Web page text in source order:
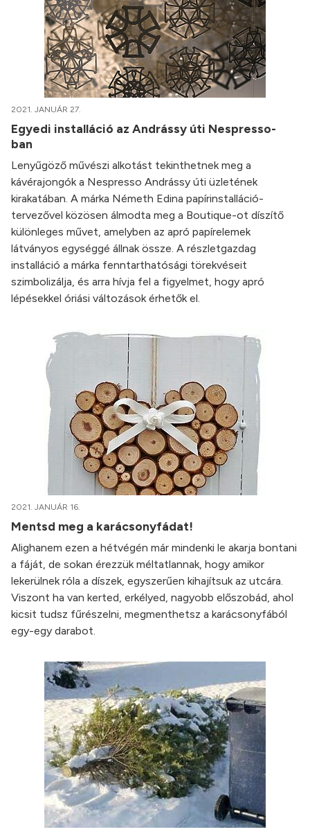
2021. JANUÁR 27.
Egyedi installáció az Andrássy úti Nespresso-
ban
Lenyűgöző művészi alkotást tekinthetnek meg a
kávérajongók a Nespresso Andrássy úti üzletének
kirakatában. A márka Németh Edina papírinstalláció-
tervezővel közösen álmodta meg a Boutique-ot díszítő
különleges művet, amelyben az apró papírelemek
látványos egységgé állnak össze. A részletgazdag
installáció a márka fenntarthatósági törekvéseit
szimbolizálja, és arra hívja fel a figyelmet, hogy apró
lépésekkel óriási változások érhetők el.
2021. JANUÁR 16.
Mentsd meg a karácsonyfádat!
Alighanem ezen a hétvégén már mindenki le akarja bontani
a fáját, de sokan érezzük méltatlannak, hogy amikor
lekerülnek róla a díszek, egyszerűen kihajítsuk az utcára.
Viszont ha van kerted, erkélyed, nagyobb előszobád, ahol
kicsit tudsz fűrészelni, megmenthetsz a karácsonyfából
egy-egy darabot.